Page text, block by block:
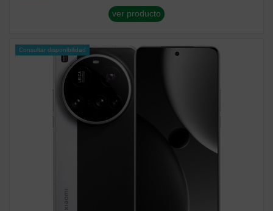
ver producto
Consultar disponibilidad